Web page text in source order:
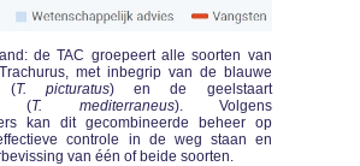
de TAC groepeert alle soorten van
met inbegrip van de blauwe
(T. picturatus) en de geelstaart
(T. mediterraneus). Volgens
kan dit gecombineerde beheer op
controle in de weg staan en
van één of beide soorten.